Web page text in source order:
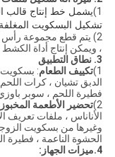
1) يشمل خط إنتاج قالب
تشكيل البسكويت
2) يتم قطع مجموعة رأس
، ويمكن إنتاج أداة
3. نطاق التطبيق
1) تكييف الطعام: بسكويت
الدبق تشيان ، كرات اللحم
فطيرة اللحم ، سوبر
2) تحضير الأطعمة
الأناناس ، ملفات تعريف
وغيرها من بسكويت
الحشوة الناعمة ، فطيرة
4.ميزات الجهاز: